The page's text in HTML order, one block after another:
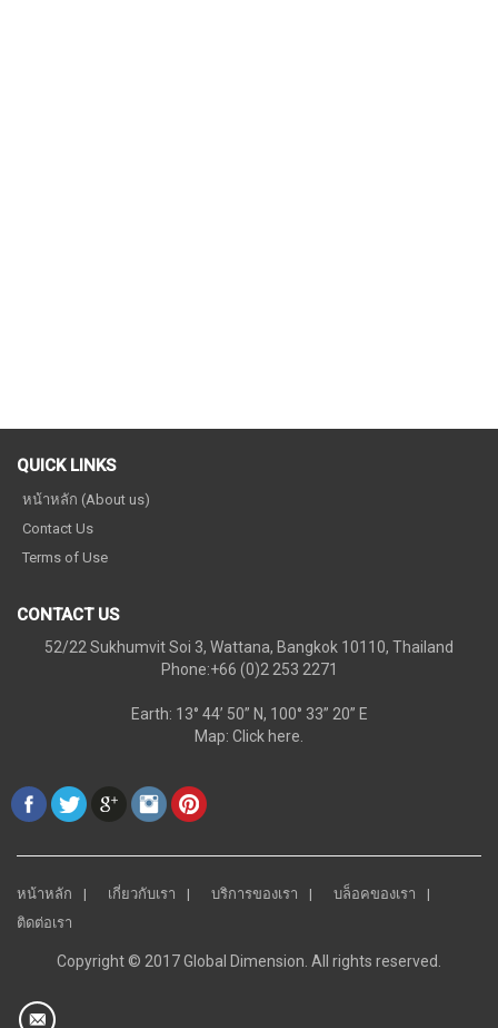
QUICK LINKS
หน้าหลัก (About us)
Contact Us
Terms of Use
CONTACT US
52/22 Sukhumvit Soi 3, Wattana, Bangkok 10110, Thailand
Phone:+66 (0)2 253 2271
Earth: 13° 44’ 50” N, 100° 33” 20” E
Map: Click here.
หน้าหลัก เกี่ยวกับเรา บริการของเรา
บล็อคของเรา
ติดต่อเรา
Copyright © 2017 Global Dimension. All rights reserved.